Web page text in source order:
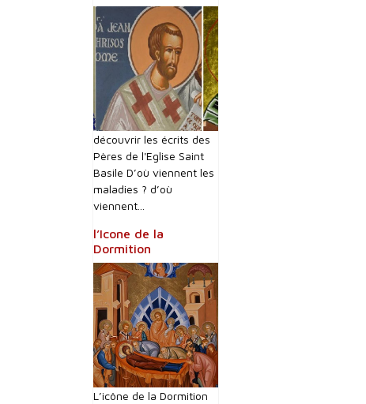
découvrir les écrits des
Pères de l'Eglise Saint
Basile D’où viennent les
maladies ? d’où
viennent...
l’Icone de la
Dormition
L’icône de la Dormition